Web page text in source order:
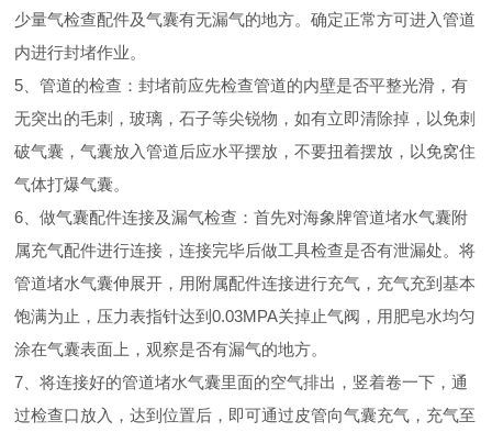
少量气检查配件及气囊有无漏气的地方。确定正常方可进入管道
内进行封堵作业。
5、管道的检查：封堵前应先检查管道的内壁是否平整光滑，有
无突出的毛刺，玻璃，石子等尖锐物，如有立即清除掉，以免刺
破气囊，气囊放入管道后应水平摆放，不要扭着摆放，以免窝住
气体打爆气囊。
6、做气囊配件连接及漏气检查：首先对海象牌管道堵水气囊附
属充气配件进行连接，连接完毕后做工具检查是否有泄漏处。将
管道堵水气囊伸展开，用附属配件连接进行充气，充气充到基本
饱满为止，压力表指针达到0.03MPA关掉止气阀，用肥皂水均匀
涂在气囊表面上，观察是否有漏气的地方。
7、将连接好的管道堵水气囊里面的空气排出，竖着卷一下，通
过检查口放入，达到位置后，即可通过皮管向气囊充气，充气至